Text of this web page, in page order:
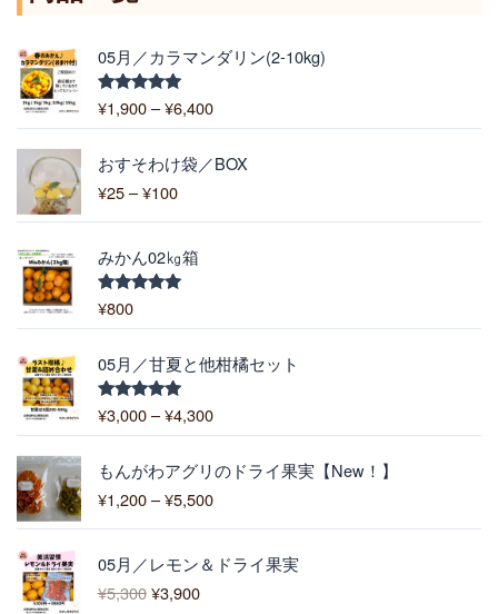
05月／カラマンダリン(2-10kg)
5段階中
5.00
¥1,900 –¥6,400
価
格
:
1
6
4
0
おすそわけ袋／BOX
¥25 –¥100
価
格
帯
:
¥
2
5
1
0
0
みかん02㎏箱
5段階中
¥800
05月／甘夏と他柑橘セット
5段階中
5.00
¥3,000 –¥4,300
価
格
:
3
,
0
もんがわアグリのドライ果実【New！】
¥1,200 –¥5,500
格
帯
:
1
05月／レモン＆ドライ果実
¥5,300
の
価
¥3,900
在
の